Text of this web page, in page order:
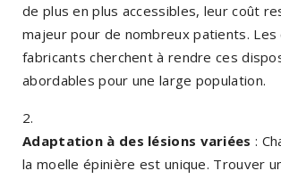
de plus en plus accessibles, leur coût
majeur pour de nombreux patients.
fabricants cherchent à rendre ces
abordables pour une large population.
Adaptation à des lésions variées :
la moelle épinière est unique. Trouver